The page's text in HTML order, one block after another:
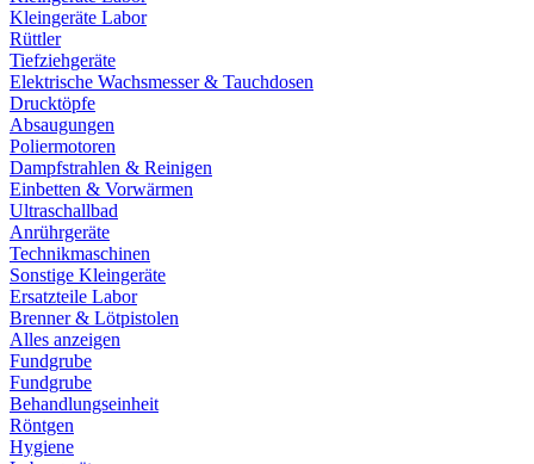
Kleingeräte Labor
Rüttler
Tiefziehgeräte
Elektrische Wachsmesser & Tauchdosen
Drucktöpfe
Absaugungen
Poliermotoren
Dampfstrahlen & Reinigen
Einbetten & Vorwärmen
Ultraschallbad
Anrührgeräte
Technikmaschinen
Sonstige Kleingeräte
Ersatzteile Labor
Brenner & Lötpistolen
Alles anzeigen
Fundgrube
Fundgrube
Behandlungseinheit
Röntgen
Hygiene